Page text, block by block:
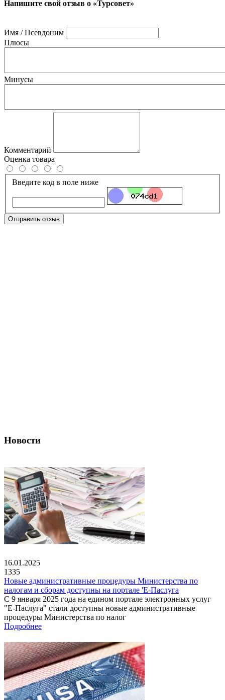
Напишите свой отзыв о «Турсовет»
Имя / Псевдоним
Плюсы
Минусы
Комментарий
Оценка товара
Введите код в поле ниже
Отправить отзыв
Новости
16.01.2025
1335
Новые административные процедуры Министерства по
налогам и сборам доступны на портале 'Е-Паслуга
С 9 января 2025 года на едином портале электронных услуг
"Е-Паслуга" стали доступны новые административные
процедуры Министерства по налог
Подробнее